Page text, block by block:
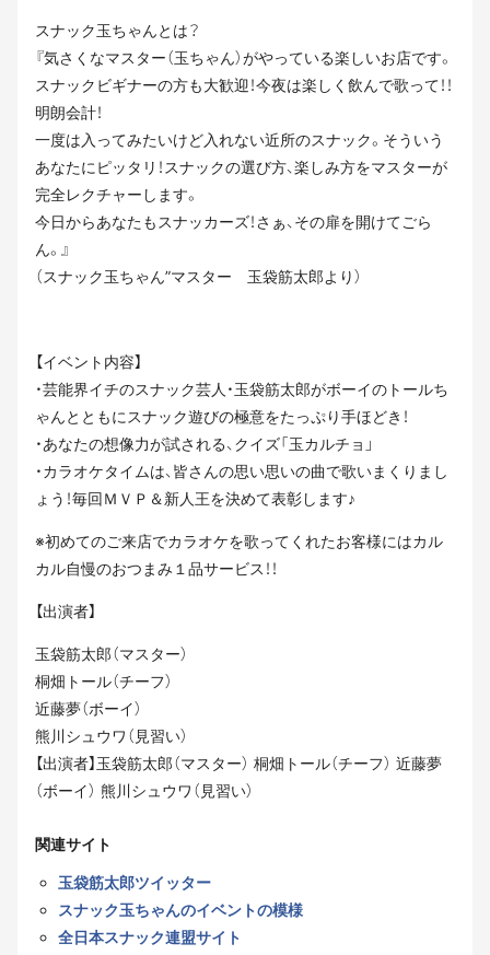
スナック玉ちゃんとは？
『気さくなマスター（玉ちゃん）がやっている楽しいお店です。
スナックビギナーの方も大歓迎！今夜は楽しく飲んで歌って！！
明朗会計！
一度は入ってみたいけど入れない近所のスナック。そういう
あなたにピッタリ！スナックの選び方、楽しみ方をマスターが
完全レクチャーします。
今日からあなたもスナッカーズ！さぁ、その扉を開けてごら
ん。』
（スナック玉ちゃん”マスター 玉袋筋太郎より）
【イベント内容】
・芸能界イチのスナック芸人・玉袋筋太郎がボーイのトールち
ゃんとともにスナック遊びの極意をたっぷり手ほどき！
・あなたの想像力が試される、クイズ「玉カルチョ」
・カラオケタイムは、皆さんの思い思いの曲で歌いまくりまし
ょう！毎回ＭＶＰ＆新人王を決めて表彰します♪
※初めてのご来店でカラオケを歌ってくれたお客様にはカル
カル自慢のおつまみ１品サービス！！
【出演者】
玉袋筋太郎（マスター）
桐畑トール（チーフ）
近藤夢（ボーイ）
熊川シュウワ（見習い）
【出演者】玉袋筋太郎（マスター） 桐畑トール（チーフ） 近藤夢
（ボーイ） 熊川シュウワ（見習い）
関連サイト
玉袋筋太郎ツイッター
スナック玉ちゃんのイベントの模様
全日本スナック連盟サイト